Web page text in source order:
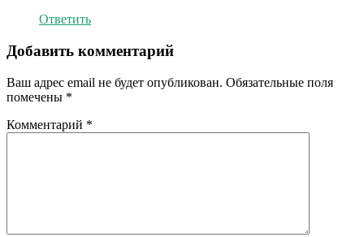
Ответить
Добавить комментарий
Ваш адрес email не будет опубликован. Обязательные поля
помечены *
Комментарий *